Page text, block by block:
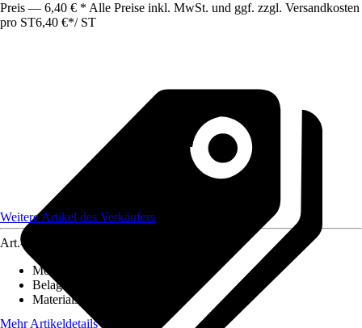
Preis — 6,40 € * Alle Preise inkl. MwSt. und ggf. zzgl. Versandkosten
pro ST6,40 €*/ ST
Weitere Artikel des Verkäufers
Art.-Nr.
Montageart
Belagstärke
Materialspezifizierung
Mehr Artikeldetails